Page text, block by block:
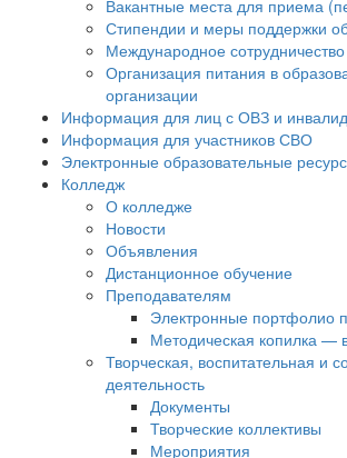
Вакантные места для приема
Стипендии и меры поддержки
Международное сотрудничество
Организация питания в
организации
Информация для лиц с ОВЗ и
Информация для участников СВО
Электронные образовательные
Колледж
О колледже
Новости
Объявления
Дистанционное обучение
Преподавателям
Электронные портфолио
Методическая копилка —
Творческая, воспитательная и
деятельность
Документы
Творческие коллективы
Мероприятия